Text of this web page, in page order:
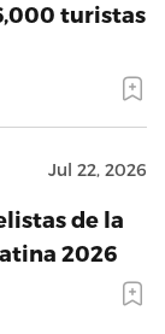
turistas
Jul 22, 2026
de la
2026